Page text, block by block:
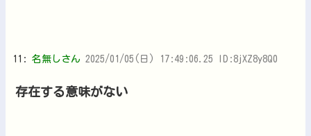
11: 名無しさん 2025/01/05(日) 17:49:06.25 ID:8jXZ8y8Q0
存在する意味がない